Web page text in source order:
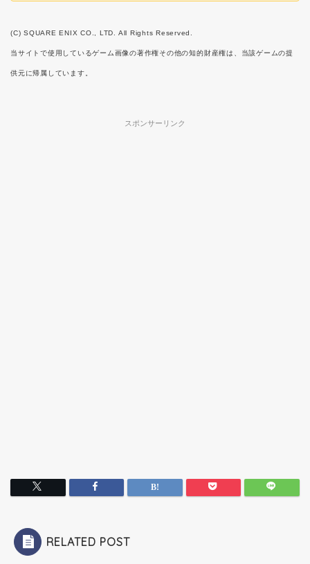
(C) SQUARE ENIX CO., LTD. All Rights Reserved.
当サイトで使用しているゲーム画像の著作権その他の知的財産権は、当該ゲームの提
供元に帰属しています。
スポンサーリンク
RELATED POST